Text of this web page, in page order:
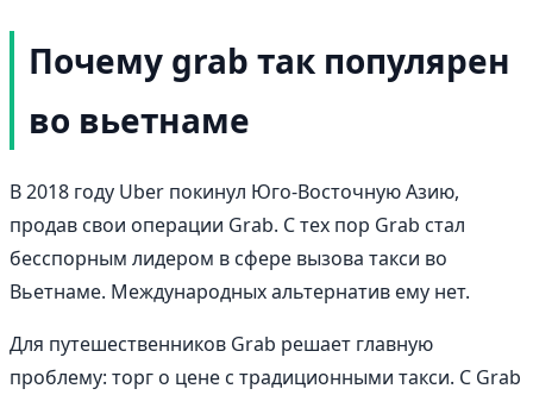
Почему grab так популярен
во вьетнаме
В 2018 году Uber покинул Юго-Восточную Азию,
продав свои операции Grab. С тех пор Grab стал
бесспорным лидером в сфере вызова такси во
Вьетнаме. Международных альтернатив ему нет.
Для путешественников Grab решает главную
проблему: торг о цене с традиционными такси. С Grab